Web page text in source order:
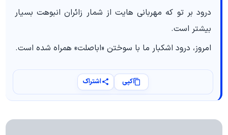
درود بر تو که مهربانی هایت از شمار زائران انبوهت بسیار
بیشتر است.
امروز، درود اشکبار ما با سوختن «اباصلت» همراه شده است.
کپی اشتراک